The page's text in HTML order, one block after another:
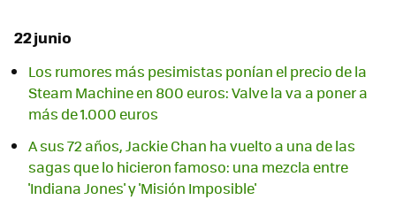
22 junio
Los rumores más pesimistas ponían el precio de la
Steam Machine en 800 euros: Valve la va a poner a
más de 1.000 euros
A sus 72 años, Jackie Chan ha vuelto a una de las
sagas que lo hicieron famoso: una mezcla entre
'Indiana Jones' y 'Misión Imposible'